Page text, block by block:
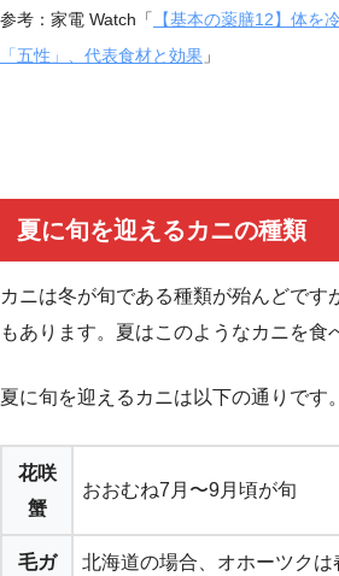
参考：家電 Watch「
【基本の薬膳12】体を
「五性」、代表食材と効果 」
夏に旬を迎えるカニの種類
カニは冬が旬である種類が殆んどです
もあります。夏はこのようなカニを食
夏に旬を迎えるカニは以下の通りです。
花咲
蟹
おおむね7月〜9月頃が旬
毛ガ
北海道の場合、オホーツク